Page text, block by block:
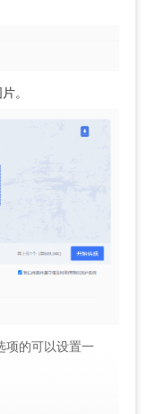
。
项的可以设置一